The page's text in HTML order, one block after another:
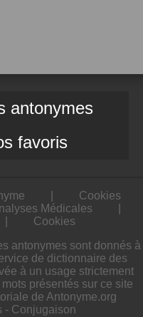
antonymes
favoris
Cookies
Médicales
Cookies
antonymes sont donnés à
de dictionnaire des
à un usage strictement
présentés sur ce site
de Antonyme.org
- Conjugaison